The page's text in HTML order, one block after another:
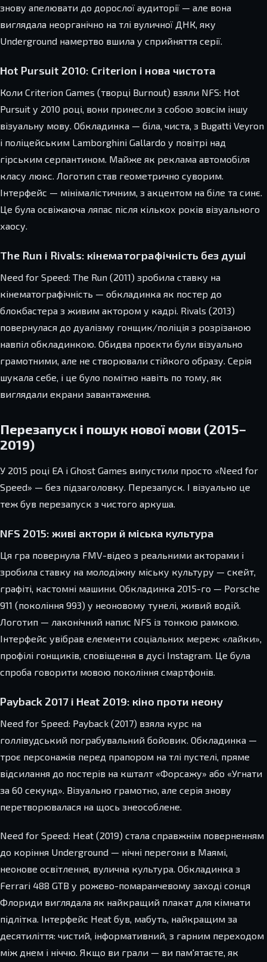
знову апелювати до дорослої аудиторії — але вона
виглядала неорганічно на тлі вуличної ДНК, яку
Underground намертво вшила у сприйняття серії.
Hot Pursuit 2010: Criterion і нова чистота
Коли Criterion Games (творці Burnout) взяли NFS: Hot
Pursuit у 2010 році, вони принесли з собою зовсім іншу
візуальну мову. Обкладинка — біла, чиста, з Bugatti Veyron
і поліцейським Lamborghini Gallardo у повітрі над
гірським серпантином. Майже як реклама автомобіля
класу люкс. Логотип став геометрично суворим.
Інтерфейс — мінімалістичним, з акцентом на біле та синє.
Це була освіжаюча ляпас після кількох років візуального
хаосу.
The Run і Rivals: кінематографічність без душі
Need for Speed: The Run (2011) зробила ставку на
кінематографічність — обкладинка як постер до
блокбастера з живим актором у кадрі. Rivals (2013)
повернулася до дуалізму гонщик/поліція з розрізаною
навпіл обкладинкою. Обидва проєкти були візуально
грамотними, але не створювали стійкого образу. Серія
шукала себе, і це було помітно навіть по тому, як
виглядали екрани завантаження.
Перезапуск і пошук нової мови (2015–
2019)
У 2015 році EA і Ghost Games випустили просто «Need for
Speed» — без підзаголовку. Перезапуск. І візуально це
теж був перезапуск з чистого аркуша.
NFS 2015: живі актори й міська культура
Ця гра повернула FMV-відео з реальними акторами і
зробила ставку на молодіжну міську культуру — скейт,
графіті, кастомні машини. Обкладинка 2015-го — Porsche
911 (покоління 993) у неоновому тунелі, живий водій.
Логотип — лаконічний напис NFS із тонкою рамкою.
Інтерфейс увібрав елементи соціальних мереж: «лайки»,
профілі гонщиків, сповіщення в дусі Instagram. Це була
спроба говорити мовою покоління смартфонів.
Payback 2017 і Heat 2019: кіно проти неону
Need for Speed: Payback (2017) взяла курс на
голлівудський пограбувальний бойовик. Обкладинка —
троє персонажів перед прапором на тлі пустелі, пряме
відсилання до постерів на кшталт «Форсажу» або «Угнати
за 60 секунд». Візуально грамотно, але серія знову
перетворювалася на щось знеособлене.
Need for Speed: Heat (2019) стала справжнім поверненням
до коріння Underground — нічні перегони в Маямі,
неонове освітлення, вулична культура. Обкладинка з
Ferrari 488 GTB у рожево-помаранчевому заході сонця
Флориди виглядала як найкращий плакат для кімнати
підлітка. Інтерфейс Heat був, мабуть, найкращим за
десятиліття: чистий, інформативний, з гарним переходом
між днем і ніччю. Якщо ви грали — ви пам'ятаєте, як